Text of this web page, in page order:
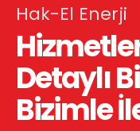
Hak-El Enerji
Detaylı
Bizimle